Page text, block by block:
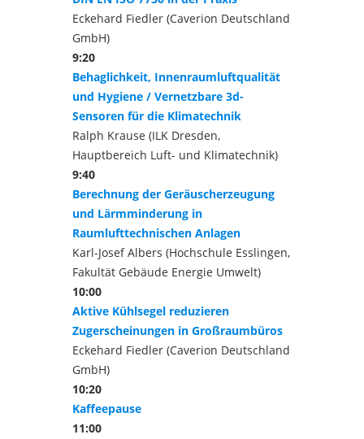
Eckehard Fiedler (Caverion Deutschland
GmbH)
9:20
Behaglichkeit, Innenraumluftqualität
und Hygiene / Vernetzbare 3d-
Sensoren für die Klimatechnik
Ralph Krause (ILK Dresden,
Hauptbereich Luft- und Klimatechnik)
9:40
Berechnung der Geräuscherzeugung
und Lärmminderung in
Raumlufttechnischen Anlagen
Karl-Josef Albers (Hochschule Esslingen,
Fakultät Gebäude Energie Umwelt)
10:00
Aktive Kühlsegel reduzieren
Zugerscheinungen in Großraumbüros
Eckehard Fiedler (Caverion Deutschland
GmbH)
10:20
Kaffeepause
11:00